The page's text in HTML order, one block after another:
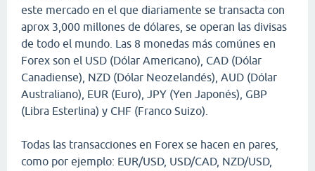
este mercado en el que diariamente se transacta con
aprox 3,000 millones de dólares, se operan las divisas
de todo el mundo. Las 8 monedas más comúnes en
Forex son el USD (Dólar Americano), CAD (Dólar
Canadiense), NZD (Dólar Neozelandés), AUD (Dólar
Australiano), EUR (Euro), JPY (Yen Japonés), GBP
(Libra Esterlina) y CHF (Franco Suizo).
Todas las transacciones en Forex se hacen en pares,
como por ejemplo: EUR/USD, USD/CAD, NZD/USD,